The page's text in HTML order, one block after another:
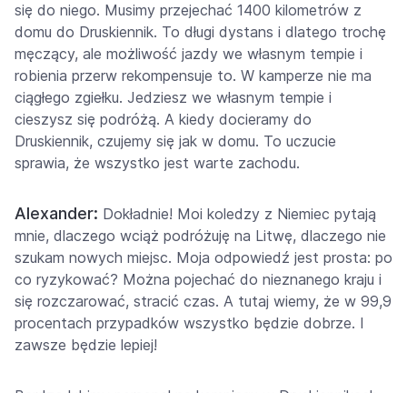
się do niego. Musimy przejechać 1400 kilometrów z
domu do Druskiennik. To długi dystans i dlatego trochę
męczący, ale możliwość jazdy we własnym tempie i
robienia przerw rekompensuje to. W kamperze nie ma
ciągłego zgiełku. Jedziesz we własnym tempie i
cieszysz się podróżą. A kiedy docieramy do
Druskiennik, czujemy się jak w domu. To uczucie
sprawia, że wszystko jest warte zachodu.
Alexander: Dokładnie! Moi koledzy z Niemiec pytają
mnie, dlaczego wciąż podróżuję na Litwę, dlaczego nie
szukam nowych miejsc. Moja odpowiedź jest prosta: po
co ryzykować? Można pojechać do nieznanego kraju i
się rozczarować, stracić czas. A tutaj wiemy, że w 99,9
procentach przypadków wszystko będzie dobrze. I
zawsze będzie lepiej!